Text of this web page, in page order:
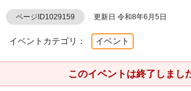
ページID1029159 更新日 令和8年6月5日
イベントカテゴリ： イベント
このイベントは終了しまし